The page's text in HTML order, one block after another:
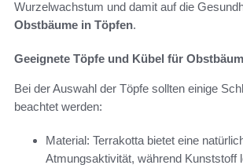
Wurzelwachstum und damit auf die
Obstbäume in Töpfen.
Geeignete Töpfe und Kübel für
Bei der Auswahl der Töpfe sollten einige
beachtet werden:
Material: Terrakotta bietet eine
Atmungsaktivität, während Kunststoff